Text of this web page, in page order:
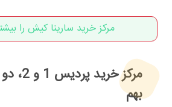
مرکز خرید سارینا کیش را
مرکز
بهم